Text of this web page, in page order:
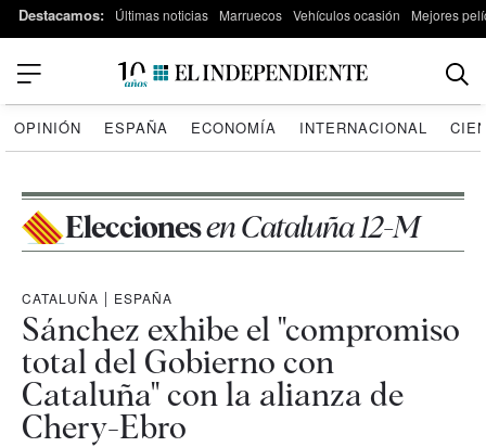
Destacamos: Últimas noticias Marruecos Vehículos ocasión Mejores
OPINIÓN ESPAÑA ECONOMÍA INTERNACIONAL
Eleccionesen Cataluña 12-M
CATALUÑA | ESPAÑA
Sánchez exhibe el "compromiso
total del Gobierno con
Cataluña" con la alianza de
Chery-Ebro